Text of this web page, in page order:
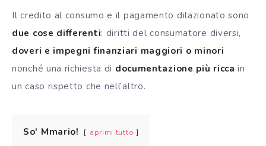
Il credito al consumo e il pagamento dilazionato sono
due cose differenti: diritti del consumatore diversi,
doveri e impegni finanziari maggiori o minori
nonché una richiesta di documentazione più ricca in
un caso rispetto che nell’altro.
So' Mmario! aprimi tutto